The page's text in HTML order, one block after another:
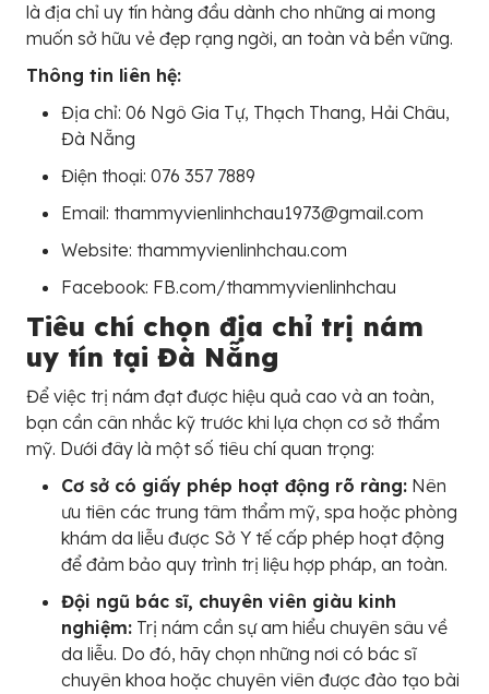
là địa chỉ uy tín hàng đầu dành cho những ai mong
muốn sở hữu vẻ đẹp rạng ngời, an toàn và bền vững.
Thông tin liên hệ:
Địa chỉ: 06 Ngô Gia Tự, Thạch Thang, Hải Châu,
Đà Nẵng
Điện thoại: 076 357 7889
Email: thammyvienlinhchau1973@gmail.com
Website: thammyvienlinhchau.com
Facebook: FB.com/thammyvienlinhchau
Tiêu chí chọn địa chỉ trị nám
uy tín tại Đà Nẵng
Để việc trị nám đạt được hiệu quả cao và an toàn,
bạn cần cân nhắc kỹ trước khi lựa chọn cơ sở thẩm
mỹ. Dưới đây là một số tiêu chí quan trọng:
Cơ sở có giấy phép hoạt động rõ ràng: Nên
ưu tiên các trung tâm thẩm mỹ, spa hoặc phòng
khám da liễu được Sở Y tế cấp phép hoạt động
để đảm bảo quy trình trị liệu hợp pháp, an toàn.
Đội ngũ bác sĩ, chuyên viên giàu kinh
nghiệm: Trị nám cần sự am hiểu chuyên sâu về
da liễu. Do đó, hãy chọn những nơi có bác sĩ
chuyên khoa hoặc chuyên viên được đào tạo bài